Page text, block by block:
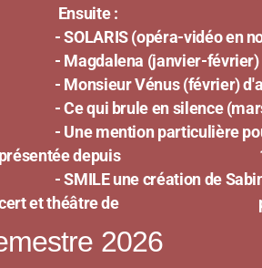
:
(opéra-vidéo en
(janvier-février)
Vénus (février) d'après un
brule en silence
particulière pour
représentée depuis
une création de Sabine
et théâtre de
2026